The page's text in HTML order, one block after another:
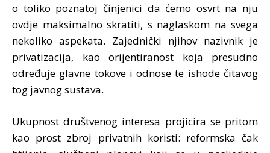
o toliko poznatoj činjenici da ćemo osvrt na nju
ovdje maksimalno skratiti, s naglaskom na svega
nekoliko aspekata. Zajednički njihov nazivnik je
privatizacija, kao orijentiranost koja presudno
određuje glavne tokove i odnose te ishode čitavog
tog javnog sustava.
Ukupnost društvenog interesa projicira se pritom
kao prost zbroj privatnih koristi: reformska čak